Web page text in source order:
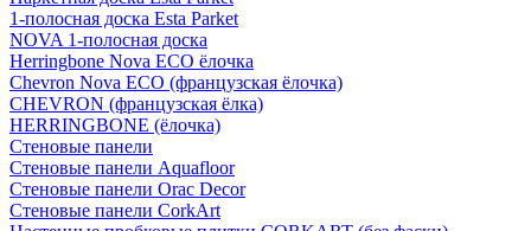
1-полосная доска Esta Parket
NOVA 1-полосная доска
Herringbone Nova ECO ёлочка
Chevron Nova ECO (французская ёлочка)
CHEVRON (французская ёлка)
HERRINGBONE (ёлочка)
Стеновые панели
Стеновые панели Aquafloor
Стеновые панели Orac Decor
Стеновые панели CorkArt